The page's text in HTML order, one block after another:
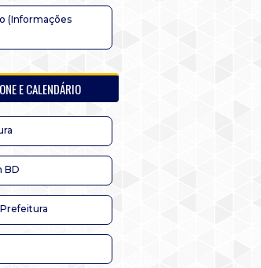
(Informações
E CALENDÁRIO
BD